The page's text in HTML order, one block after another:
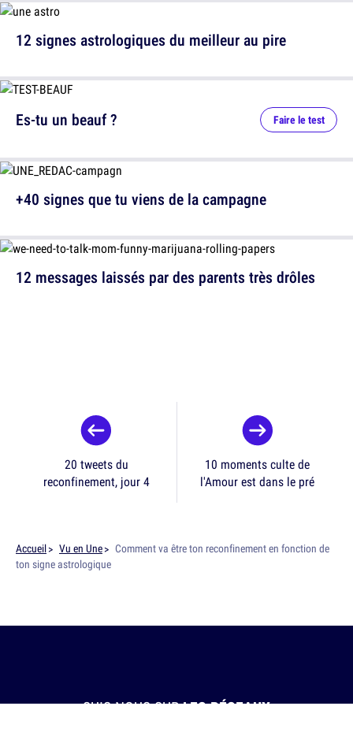
12 signes astrologiques du meilleur au pire
12 messages laissés par des parents très drôles
Es-tu un beauf ? Faire le test
+40 signes que tu viens de la campagne
20 tweets du
reconfinement, jour 4
10 moments culte de
l'Amour est dans le pré
Accueil Vu en Une
Comment va être ton reconfinement en fonction de
ton signe astrologique
SUIS-NOUS SURLES RÉSEAUX